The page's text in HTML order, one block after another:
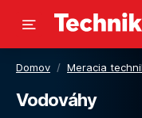
Domov / Meracia
Vodováhy